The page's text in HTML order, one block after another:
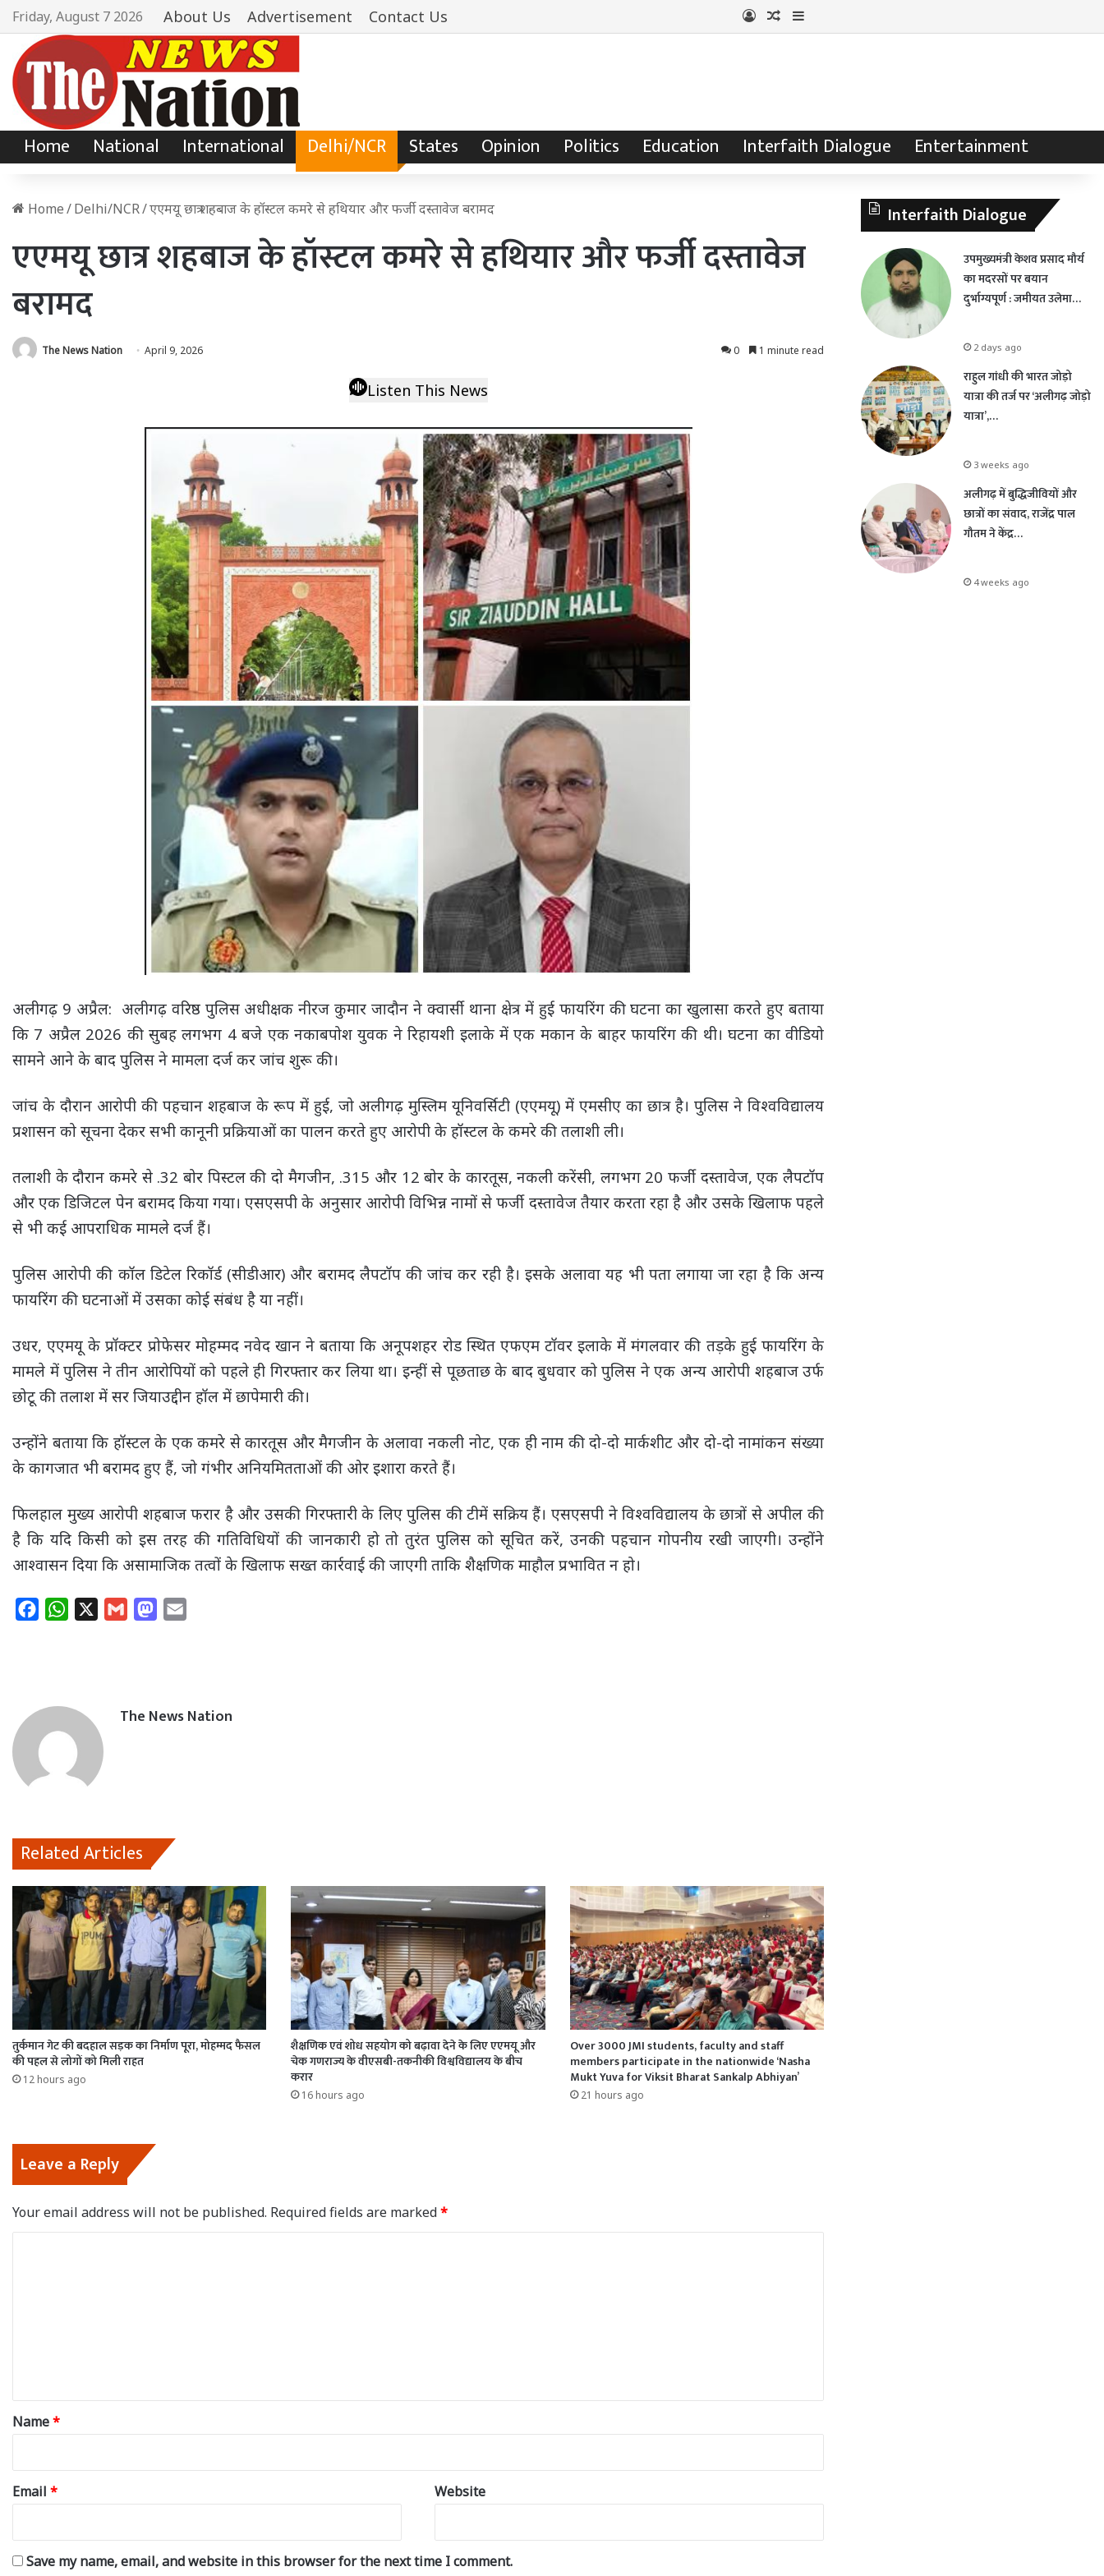
Friday, August 7 2026 About Us Advertisement Contact Us Log InRandom Article
Home National International Delhi/NCR States Opinion Politics Education Interfaith Dialogue Entertainment
Home/Delhi/NCR/एएमयू छात्र शहबाज के हॉस्टल कमरे से हथियार और फर्जी दस्तावेज बरामद
एएमयू छात्र शहबाज के हॉस्टल कमरे से हथियार और फर्जी दस्तावेज
बरामद
The News Nation April 9, 2026 0 1 minute read
Listen This News
अलीगढ़ 9 अप्रैल: अलीगढ़ वरिष्ठ पुलिस अधीक्षक नीरज कुमार जादौन ने क्वार्सी थाना क्षेत्र में हुई फायरिंग की घटना का खुलासा करते हुए बताया
कि 7 अप्रैल 2026 की सुबह लगभग 4 बजे एक नकाबपोश युवक ने रिहायशी इलाके में एक मकान के बाहर फायरिंग की थी। घटना का वीडियो
सामने आने के बाद पुलिस ने मामला दर्ज कर जांच शुरू की।
जांच के दौरान आरोपी की पहचान शहबाज के रूप में हुई, जो अलीगढ़ मुस्लिम यूनिवर्सिटी (एएमयू) में एमसीए का छात्र है। पुलिस ने विश्वविद्यालय
प्रशासन को सूचना देकर सभी कानूनी प्रक्रियाओं का पालन करते हुए आरोपी के हॉस्टल के कमरे की तलाशी ली।
तलाशी के दौरान कमरे से .32 बोर पिस्टल की दो मैगजीन, .315 और 12 बोर के कारतूस, नकली करेंसी, लगभग 20 फर्जी दस्तावेज, एक लैपटॉप
और एक डिजिटल पेन बरामद किया गया। एसएसपी के अनुसार आरोपी विभिन्न नामों से फर्जी दस्तावेज तैयार करता रहा है और उसके खिलाफ पहले
से भी कई आपराधिक मामले दर्ज हैं।
पुलिस आरोपी की कॉल डिटेल रिकॉर्ड (सीडीआर) और बरामद लैपटॉप की जांच कर रही है। इसके अलावा यह भी पता लगाया जा रहा है कि अन्य
फायरिंग की घटनाओं में उसका कोई संबंध है या नहीं।
उधर, एएमयू के प्रॉक्टर प्रोफेसर मोहम्मद नवेद खान ने बताया कि अनूपशहर रोड स्थित एफएम टॉवर इलाके में मंगलवार की तड़के हुई फायरिंग के
मामले में पुलिस ने तीन आरोपियों को पहले ही गिरफ्तार कर लिया था। इन्हीं से पूछताछ के बाद बुधवार को पुलिस ने एक अन्य आरोपी शहबाज उर्फ
छोटू की तलाश में सर जियाउद्दीन हॉल में छापेमारी की।
उन्होंने बताया कि हॉस्टल के एक कमरे से कारतूस और मैगजीन के अलावा नकली नोट, एक ही नाम की दो-दो मार्कशीट और दो-दो नामांकन संख्या
के कागजात भी बरामद हुए हैं, जो गंभीर अनियमितताओं की ओर इशारा करते हैं।
फिलहाल मुख्य आरोपी शहबाज फरार है और उसकी गिरफ्तारी के लिए पुलिस की टीमें सक्रिय हैं। एसएसपी ने विश्वविद्यालय के छात्रों से अपील की
है कि यदि किसी को इस तरह की गतिविधियों की जानकारी हो तो तुरंत पुलिस को सूचित करें, उनकी पहचान गोपनीय रखी जाएगी। उन्होंने
आश्वासन दिया कि असामाजिक तत्वों के खिलाफ सख्त कार्रवाई की जाएगी ताकि शैक्षणिक माहौल प्रभावित न हो।
o
k
W
p
p
M
d
The News Nation
Related Articles
तुर्कमान गेट की बदहाल सड़क का निर्माण पूरा, मोहम्मद फैसल
की पहल से लोगों को मिली राहत
12 hours ago
शैक्षणिक एवं शोध सहयोग को बढ़ावा देने के लिए एएमयू और
चेक गणराज्य के वीएसबी-तकनीकी विश्वविद्यालय के बीच
करार
16 hours ago
Over 3000 JMI students, faculty and staff
members participate in the nationwide ‘Nasha
Mukt Yuva for Viksit Bharat Sankalp Abhiyan’
21 hours ago
Leave a Reply
Your email address will not be published. Required fields are marked*
*
Name*
Email * Website
Save my name, email, and website in this browser for the next time I comment.
Interfaith Dialogue
उपमुख्यमंत्री केशव प्रसाद मौर्य
का मदरसों पर बयान
दुर्भाग्यपूर्ण : जमीयत उलेमा…
2 days ago
राहुल गांधी की भारत जोड़ो
यात्रा की तर्ज पर ‘अलीगढ़ जोड़ो
यात्रा’,…
3 weeks ago
अलीगढ़ में बुद्धिजीवियों और
छात्रों का संवाद, राजेंद्र पाल
गौतम ने केंद्र…
4 weeks ago